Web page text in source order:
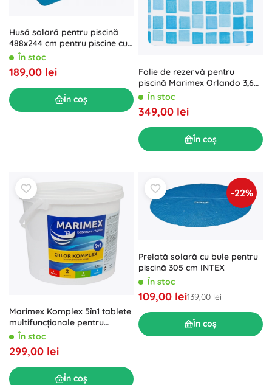
Husă solară pentru piscină
488x244 cm pentru piscine cu
cadru INTEX
În stoc
189,00 lei
În coș
Folie de rezervă pentru
piscină Marimex Orlando 3,66
× 0,91 m
În stoc
349,00 lei
În coș
Marimex Komplex 5în1 tablete
multifuncționale pentru
piscină 4,6 kg
În stoc
299,00 lei
În coș
-22%
Prelată solară cu bule pentru
piscină 305 cm INTEX
În stoc
109,00 lei139,00 lei
În coș